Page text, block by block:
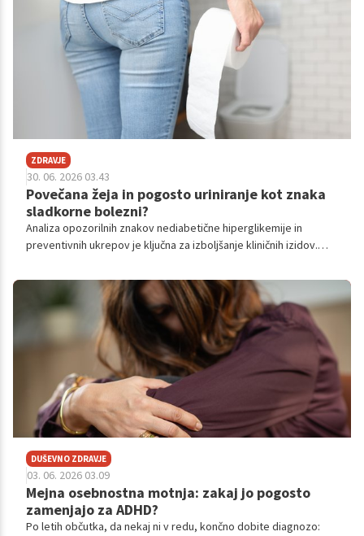
ZDRAVJE
30. 06. 2026 03.43
Povečana žeja in pogosto uriniranje kot znaka
sladkorne bolezni?
Analiza opozorilnih znakov nediabetične hiperglikemije in
preventivnih ukrepov je ključna za izboljšanje kliničnih izidov.
pogostega uriniranja kot zgodnjih indikatorjev presnovnih
motenj in poudarjajo pomembnost zgodnje medicinske
obravnave.
DUŠEVNO ZDRAVJE
03. 06. 2026 03.09
Mejna osebnostna motnja: zakaj jo pogosto
zamenjajo za ADHD?
Po letih občutka, da nekaj ni v redu, končno dobite diagnozo: